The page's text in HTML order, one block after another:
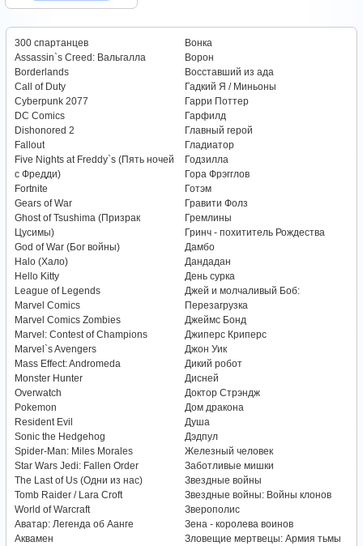
300 спартанцев
Assassin`s Creed: Вальгалла
Borderlands
Call of Duty
Cyberpunk 2077
DC Comics
Dishonored 2
Fallout
Five Nights at Freddy`s (Пять ночей
с Фредди)
Fortnite
Gears of War
Ghost of Tsushima (Призрак
Цусимы)
God of War (Бог войны)
Halo (Хало)
Hello Kitty
League of Legends
Marvel Comics
Marvel Comics Zombies
Marvel: Contest of Champions
Marvel`s Avengers
Mass Effect: Andromeda
Monster Hunter
Overwatch
Pokemon
Resident Evil
Sonic the Hedgehog
Spider-Man: Miles Morales
Star Wars Jedi: Fallen Order
The Last of Us (Одни из нас)
Tomb Raider / Lara Croft
World of Warcraft
Аватар: Легенда об Аанге
Аквамен
Вонка
Ворон
Восставший из ада
Гадкий Я / Миньоны
Гарри Поттер
Гарфилд
Главный герой
Гладиатор
Годзилла
Гора Фрэгглов
Готэм
Гравити Фолз
Гремлины
Гринч - похититель Рождества
Дамбо
Дандадан
День сурка
Джей и молчаливый Боб:
Перезагрузка
Джеймс Бонд
Джиперс Криперс
Джон Уик
Дикий робот
Дисней
Доктор Стрэндж
Дом дракона
Душа
Дэдпул
Железный человек
Заботливые мишки
Звездные войны
Звездные войны: Войны клонов
Зверополис
Зена - королева воинов
Зловещие мертвецы: Армия тьмы